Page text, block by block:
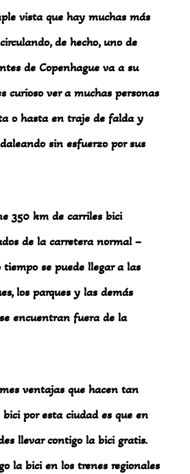
vista que hay muchas más
de hecho, uno de
de Copenhague va a su
curioso ver a muchas personas
o hasta en traje de falda y
sin esfuerzo por sus
350 km de carriles bici
de la carretera normal –
tiempo se puede llegar a las
los parques y las demás
encuentran fuera de la
ventajas que hacen tan
por esta ciudad es que en
llevar contigo la bici gratis.
la bici en los trenes regionales